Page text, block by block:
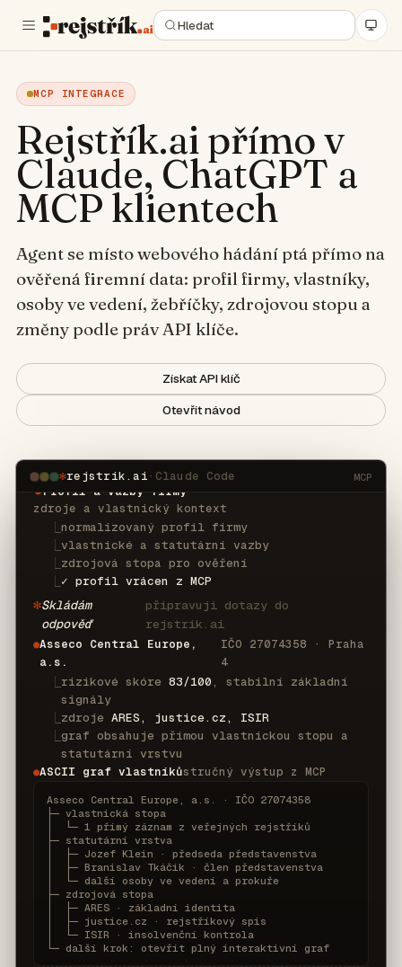
MCP INTEGRACE
Rejstřík.ai přímo v
Claude, ChatGPT a
MCP klientech
Agent se místo webového hádání ptá přímo na
ověřená firemní data: profil firmy, vlastníky,
osoby ve vedení, žebříčky, zdrojovou stopu a
změny podle práv API klíče.
Získat API klíč
Otevřít návod
✻rejstrik.ai · Claude Code MCP
✻ Welcome to rejstrik.ai
/help for commands · /status for connection
mcp: rejstrik.ai connected · justice.cz · ares
Prověř Asseco Central Europe a ukaž
vlastníky, rizika a zdroje.
kontext
rejstrik.ai
⏺Profil a vazby firmy
zdroje a vlastnický kontext
normalizovaný profil firmy
vlastnické a statutární vazby
zdrojová stopa pro ověření
✓ profil vrácen z MCP
✻Skládám
odpověď
připravuji dotazy do
rejstrik.ai
●Asseco Central Europe,
a.s.
IČO 27074358 · Praha
4
rizikové skóre 83/100, stabilní základní
signály
zdroje ARES, justice.cz, ISIR
graf obsahuje přímou vlastnickou stopu a
statutární vrstvu
●ASCII graf vlastníkůstručný výstup z MCP
Asseco Central Europe, a.s. · IČO 27074358
├─ vlastnická stopa
│  └─ 1 přímý záznam z veřejných rejstříků
├─ statutární vrstva
│  ├─ Jozef Klein · předseda představenstva
│  ├─ Branislav Tkáčik · člen představenstva
│  └─ další osoby ve vedení a prokuře
├─ zdrojová stopa
│  ├─ ARES · základní identita
│  ├─ justice.cz · rejstříkový spis
│  └─ ISIR · insolvenční kontrola
└─ další krok: otevřít plný interaktivní graf